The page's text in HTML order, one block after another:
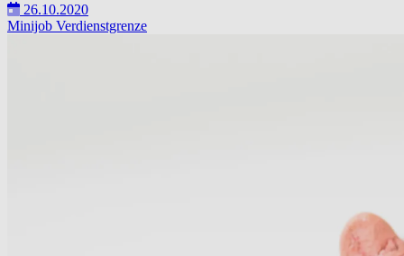
26.10.2020
Minijob Verdienstgrenze